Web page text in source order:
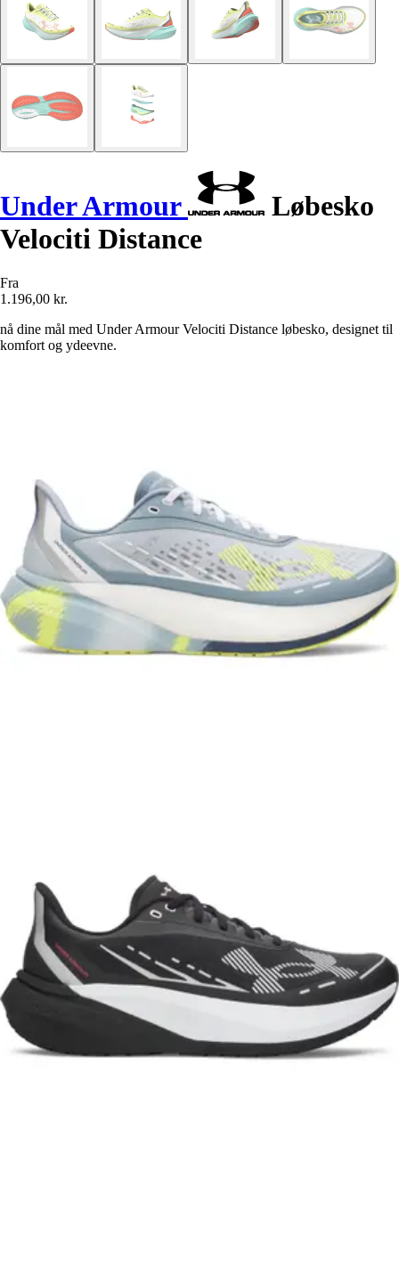
Under Armour
Løbesko
Velociti Distance
Fra
1.196,00 kr.
nå dine mål med Under Armour Velociti Distance løbesko, designet til
komfort og ydeevne.